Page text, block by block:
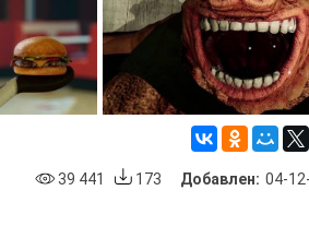
39 441 173 Добавлен: 04-